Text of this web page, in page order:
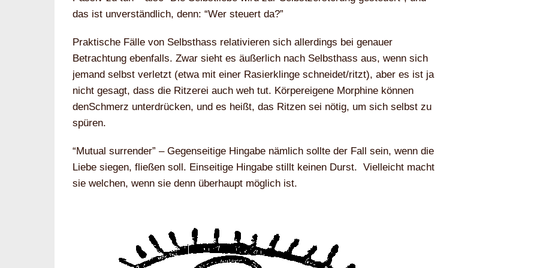
das ist unverständlich, denn: “Wer steuert da?”
Praktische Fälle von Selbsthass relativieren sich allerdings bei genauer
Betrachtung ebenfalls. Zwar sieht es äußerlich nach Selbsthass aus, wenn sich
jemand selbst verletzt (etwa mit einer Rasierklinge schneidet/ritzt), aber es ist ja
nicht gesagt, dass die Ritzerei auch weh tut. Körpereigene Morphine können
denSchmerz unterdrücken, und es heißt, das Ritzen sei nötig, um sich selbst zu
spüren.
“Mutual surrender” – Gegenseitige Hingabe nämlich sollte der Fall sein, wenn die
Liebe siegen, fließen soll. Einseitige Hingabe stillt keinen Durst. Vielleicht macht
sie welchen, wenn sie denn überhaupt möglich ist.